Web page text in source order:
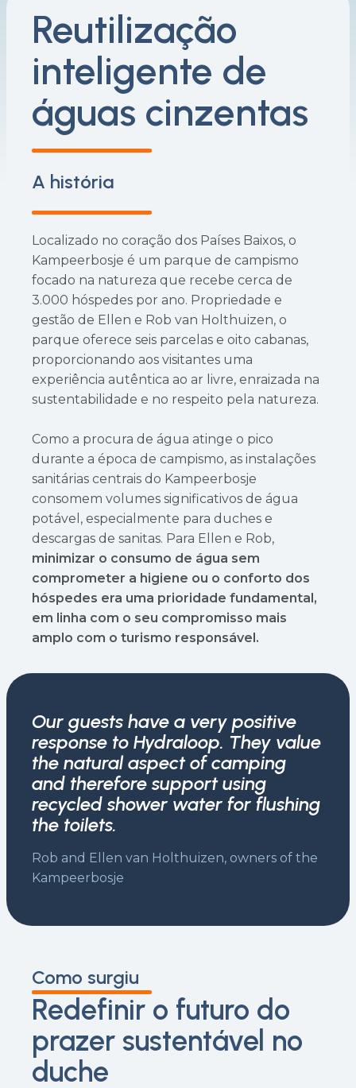
Reutilização
inteligente de
águas cinzentas
A história
Localizado no coração dos Países Baixos, o
Kampeerbosje é um parque de campismo
focado na natureza que recebe cerca de
3.000 hóspedes por ano. Propriedade e
gestão de Ellen e Rob van Holthuizen, o
parque oferece seis parcelas e oito cabanas,
proporcionando aos visitantes uma
experiência autêntica ao ar livre, enraizada na
sustentabilidade e no respeito pela natureza.
Como a procura de água atinge o pico
durante a época de campismo, as instalações
sanitárias centrais do Kampeerbosje
consomem volumes significativos de água
potável, especialmente para duches e
descargas de sanitas. Para Ellen e Rob,
minimizar o consumo de água sem
comprometer a higiene ou o conforto dos
hóspedes era uma prioridade fundamental,
em linha com o seu compromisso mais
amplo com o turismo responsável.
Our guests have a very positive
response to Hydraloop. They value
the natural aspect of camping
and therefore support using
recycled shower water for flushing
the toilets.
Rob and Ellen van Holthuizen, owners of the
Kampeerbosje
Como surgiu
Redefinir o futuro do
prazer sustentável no
duche